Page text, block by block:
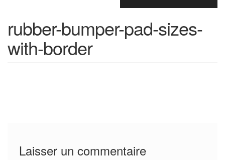
rubber-bumper-pad-sizes-
with-border
Laisser un commentaire